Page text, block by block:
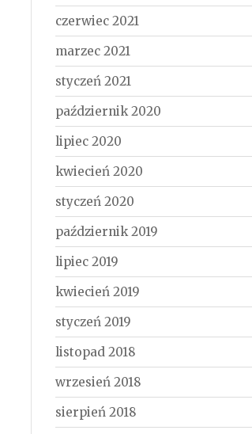
czerwiec 2021
marzec 2021
styczeń 2021
październik 2020
lipiec 2020
kwiecień 2020
styczeń 2020
październik 2019
lipiec 2019
kwiecień 2019
styczeń 2019
listopad 2018
wrzesień 2018
sierpień 2018